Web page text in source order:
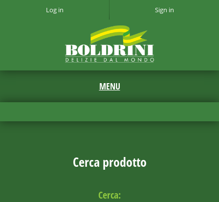
Log in Sign in
Cerca prodotto
Cerca: